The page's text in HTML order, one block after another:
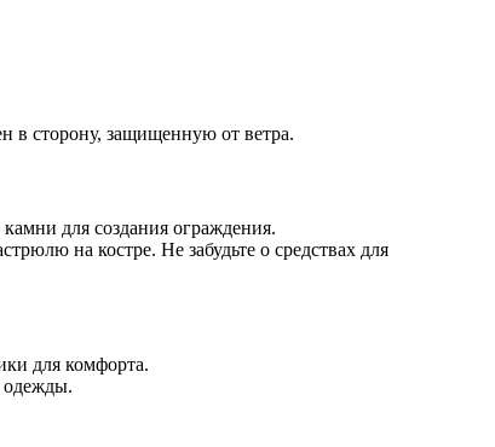
в сторону, защищенную от ветра.
для создания ограждения.
на костре. Не забудьте о средствах для
для комфорта.
одежды.